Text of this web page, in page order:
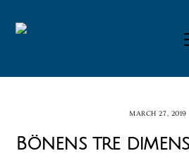
MARCH 27, 2019
Bönens tre